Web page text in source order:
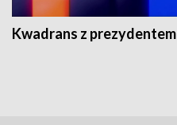
Kwadrans z prezydentem